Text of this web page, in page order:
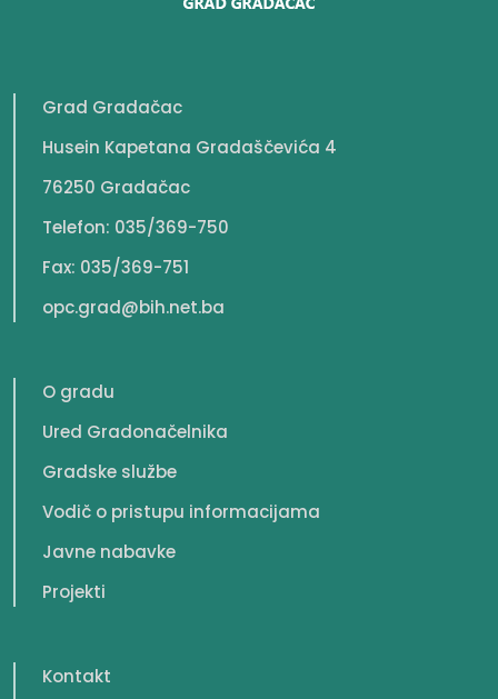
Grad Gradačac
Husein Kapetana Gradaščevića 4
76250 Gradačac
Telefon: 035/369-750
Fax: 035/369-751
opc.grad@bih.net.ba
O gradu
Ured Gradonačelnika
Gradske službe
Vodič o pristupu informacijama
Javne nabavke
Projekti
Kontakt